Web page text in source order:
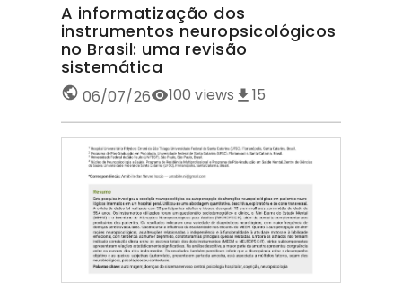
A informatização dos
instrumentos neuropsicológicos
no Brasil: uma revisão
sistemática
06/07/26 100 views 15